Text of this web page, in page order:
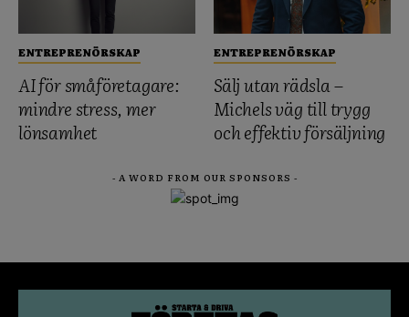
ENTREPRENÖRSKAP
AI för småföretagare:
mindre stress, mer
lönsamhet
ENTREPRENÖRSKAP
Sälj utan rädsla –
Michels väg till trygg
och effektiv försäljning
- A WORD FROM OUR SPONSORS -